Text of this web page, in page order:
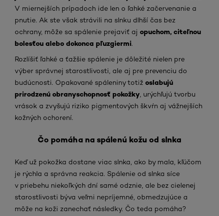
V miernejších prípadoch ide len o ľahké začervenanie a
pnutie. Ak ste však strávili na slnku dlhší čas bez
ochrany, môže sa spálenie prejaviť aj opuchom, citeľnou
bolesťou alebo dokonca pľuzgiermi.
Rozlíšiť ľahké a ťažšie spálenie je dôležité nielen pre
výber správnej starostlivosti, ale aj pre prevenciu do
budúcnosti. Opakované spáleniny totiž oslabujú
prirodzenú obranyschopnosť pokožky , urýchľujú tvorbu
vrások a zvyšujú riziko pigmentových škvŕn aj vážnejších
kožných ochorení.
Čo pomáha na spálenú kožu od slnka
Keď už pokožka dostane viac slnka, ako by mala, kľúčom
je rýchla a správna reakcia. Spálenie od slnka síce
v priebehu niekoľkých dní samé odznie, ale bez cielenej
starostlivosti býva veľmi nepríjemné, obmedzujúce a
môže na koži zanechať následky. Čo teda pomáha?